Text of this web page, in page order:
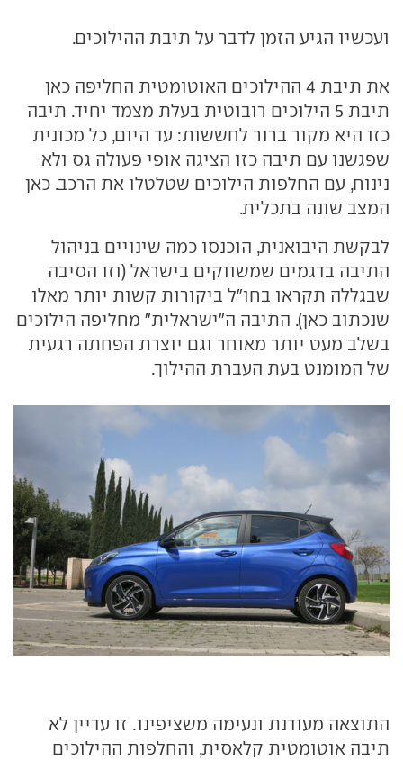
ועכשיו הגיע הזמן לדבר על תיבת ההילוכים.
את תיבת 4 ההילוכים האוטומטית החליפה כאן
תיבת 5 הילוכים רובוטית בעלת מצמד יחיד. תיבה
כזו היא מקור ברור לחששות: עד היום, כל מכונית
שפגשנו עם תיבה כזו הציגה אופי פעולה גס ולא
נינוח, עם החלפות הילוכים שטלטלו את הרכב. כאן
המצב שונה בתכלית.
לבקשת היבואנית, הוכנסו כמה שינויים בניהול
התיבה בדגמים שמשווקים בישראל (וזו הסיבה
שבגללה תקראו בחו"ל ביקורות קשות יותר מאלו
שנכתוב כאן). התיבה ה"ישראלית" מחליפה הילוכים
בשלב מעט יותר מאוחר וגם יוצרת הפחתה רגעית
של המומנט בעת העברת ההילוך.
התוצאה מעודנת ונעימה משציפינו. זו עדיין לא
תיבה אוטומטית קלאסית, והחלפות ההילוכים